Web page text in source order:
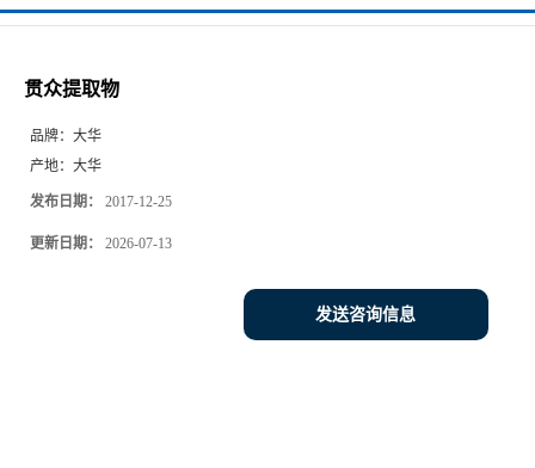
贯众提取物
品牌： 大华
产地： 大华
发布日期： 2017-12-25
更新日期： 2026-07-13
发送咨询信息